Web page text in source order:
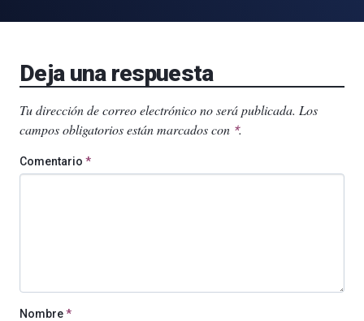
Deja una respuesta
Tu dirección de correo electrónico no será publicada. Los
campos obligatorios están marcados con *.
Comentario *
Nombre*